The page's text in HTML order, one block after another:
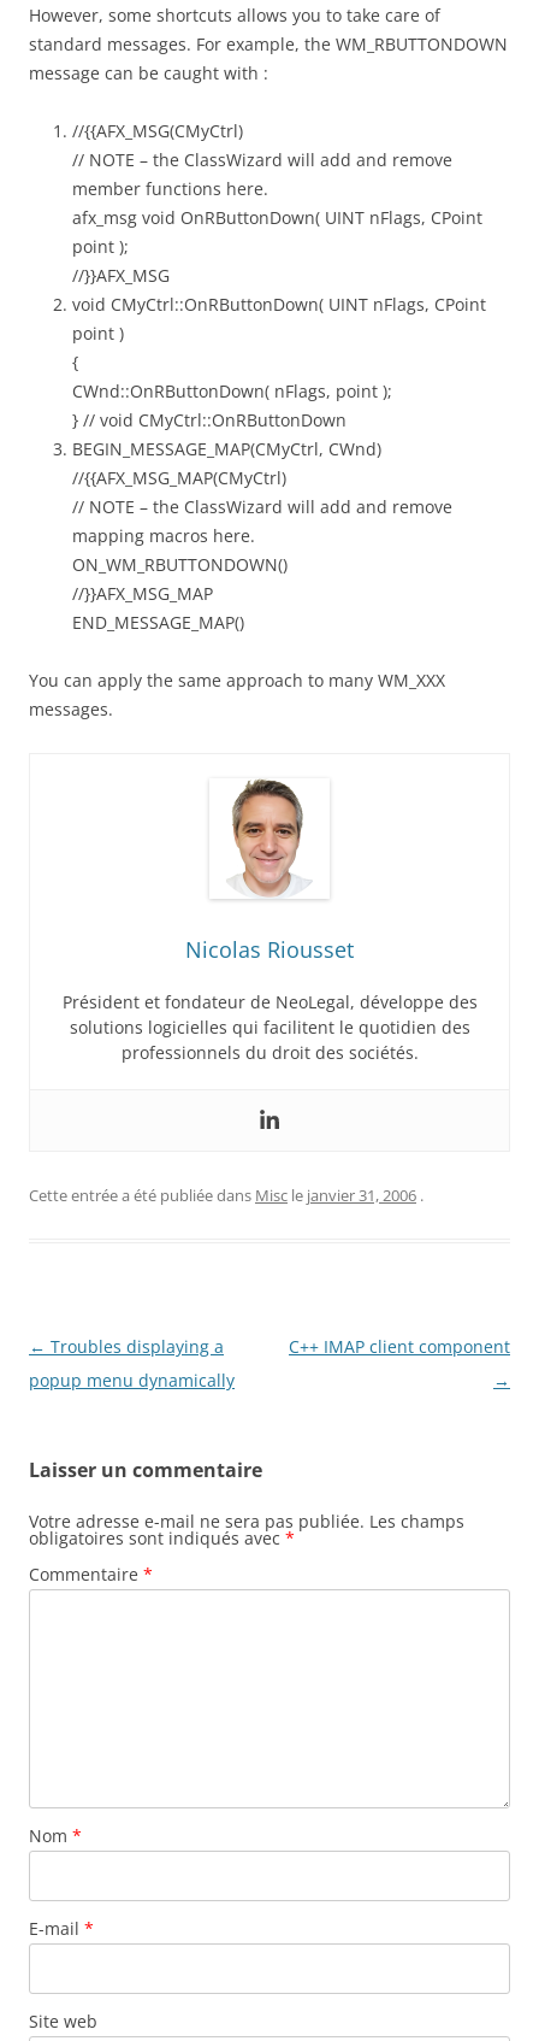
However, some shortcuts allows you to take care of
standard messages. For example, the WM_RBUTTONDOWN
message can be caught with :
//{{AFX_MSG(CMyCtrl)
// NOTE – the ClassWizard will add and remove
member functions here.
afx_msg void OnRButtonDown( UINT nFlags, CPoint
point );
//}}AFX_MSG
void CMyCtrl::OnRButtonDown( UINT nFlags, CPoint
point )
{
CWnd::OnRButtonDown( nFlags, point );
} // void CMyCtrl::OnRButtonDown
BEGIN_MESSAGE_MAP(CMyCtrl, CWnd)
//{{AFX_MSG_MAP(CMyCtrl)
// NOTE – the ClassWizard will add and remove
mapping macros here.
ON_WM_RBUTTONDOWN()
//}}AFX_MSG_MAP
END_MESSAGE_MAP()
You can apply the same approach to many WM_XXX
messages.
Nicolas Riousset
Président et fondateur de NeoLegal, développe des
solutions logicielles qui facilitent le quotidien des
professionnels du droit des sociétés.
Cette entrée a été publiée dans Misc le janvier 31, 2006 .
Navigation
des
← Troubles displaying a
popup menu dynamically
C++ IMAP client component
→
Laisser un commentaire
Votre adresse e-mail ne sera pas publiée. Les champs
obligatoires sont indiqués avec *
Commentaire *
Nom *
E-mail *
Site web